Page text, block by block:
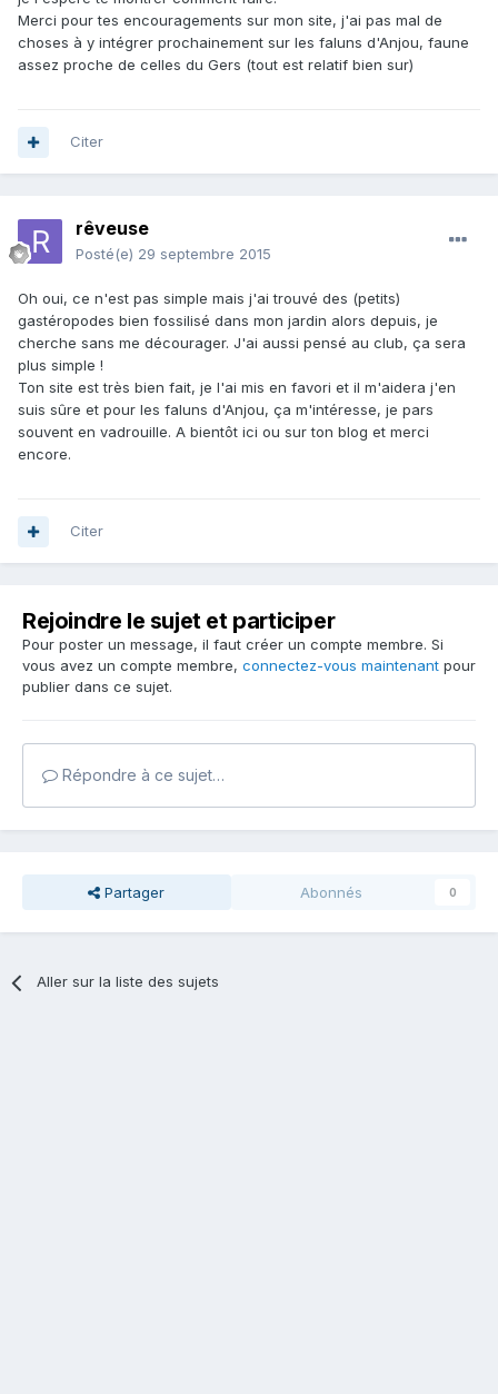
Merci pour tes encouragements sur mon site, j'ai pas mal de
choses à y intégrer prochainement sur les faluns d'Anjou, faune
assez proche de celles du Gers (tout est relatif bien sur)
Citer
rêveuse
Posté(e) 29 septembre 2015
Oh oui, ce n'est pas simple mais j'ai trouvé des (petits)
gastéropodes bien fossilisé dans mon jardin alors depuis, je
cherche sans me décourager. J'ai aussi pensé au club, ça sera
plus simple !
Ton site est très bien fait, je l'ai mis en favori et il m'aidera j'en
suis sûre et pour les faluns d'Anjou, ça m'intéresse, je pars
souvent en vadrouille. A bientôt ici ou sur ton blog et merci
encore.
Citer
Rejoindre le sujet et participer
Pour poster un message, il faut créer un compte membre. Si
vous avez un compte membre, connectez-vous maintenant pour
publier dans ce sujet.
Répondre à ce sujet…
Partager Abonnés 0
Aller sur la liste des sujets